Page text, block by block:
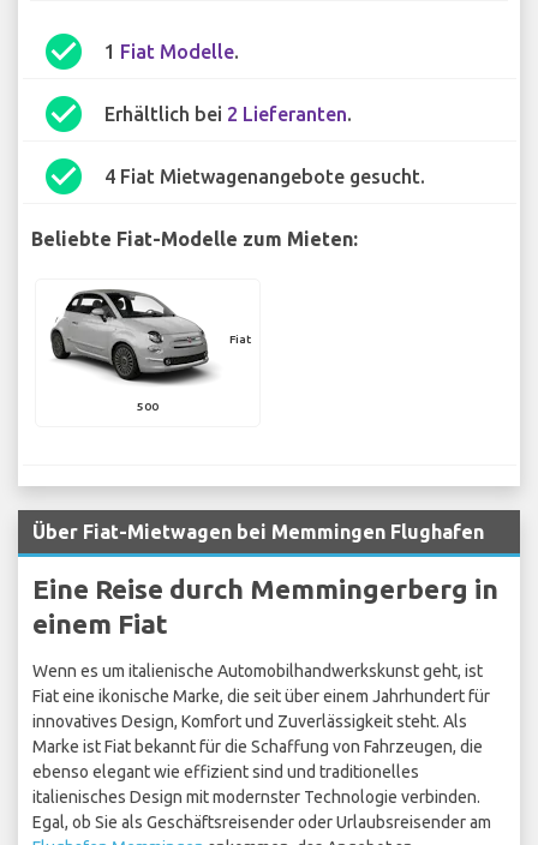
check_circle 1 Fiat Modelle.
check_circle Erhältlich bei 2 Lieferanten.
check_circle 4 Fiat Mietwagenangebote gesucht.
Beliebte Fiat-Modelle zum Mieten:
Fiat
500
Über Fiat-Mietwagen bei Memmingen Flughafen
Eine Reise durch Memmingerberg in
einem Fiat
Wenn es um italienische Automobilhandwerkskunst geht, ist
Fiat eine ikonische Marke, die seit über einem Jahrhundert für
innovatives Design, Komfort und Zuverlässigkeit steht. Als
Marke ist Fiat bekannt für die Schaffung von Fahrzeugen, die
ebenso elegant wie effizient sind und traditionelles
italienisches Design mit modernster Technologie verbinden.
Egal, ob Sie als Geschäftsreisender oder Urlaubsreisender am